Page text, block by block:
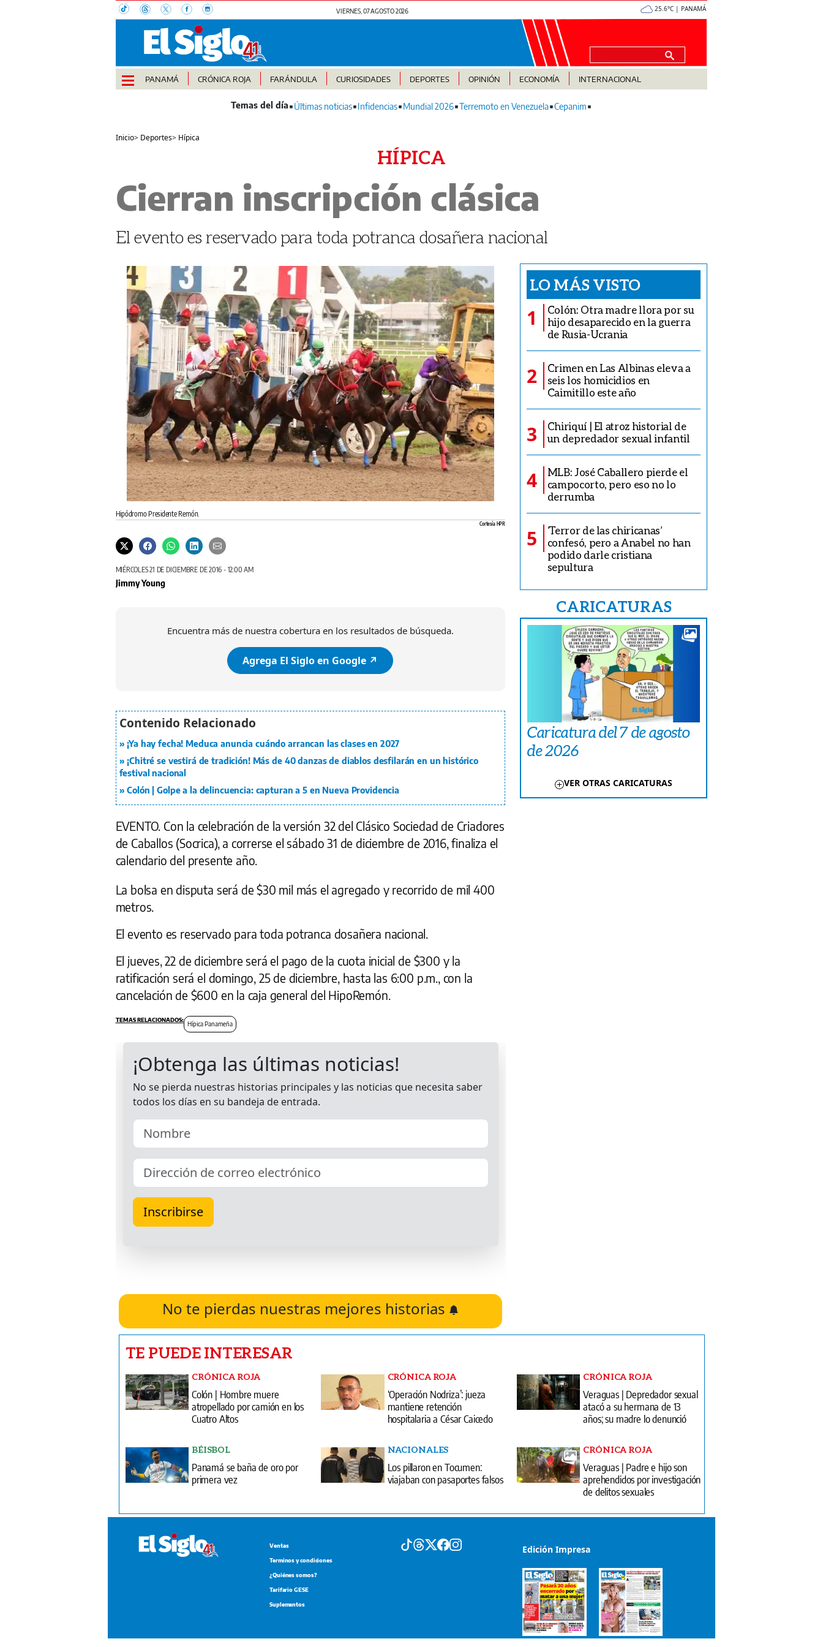
VIERNES, 07 AGOSTO 2026 25.6°C | PANAMÁ
PANAMÁ CRÓNICA ROJA FARÁNDULA CURIOSIDADES DEPORTES OPINIÓN ECONOMÍA INTERNACIONAL
Últimas noticias Infidencias Mundial 2026 Terremoto en Venezuela Cepanim
Inicio> Deportes> Hípica
HÍPICA
Cierran inscripción clásica
El evento es reservado para toda potranca dosañera nacional
Hipódromo Presidente Remón.
Cortesía HPR
MIÉRCOLES 21 DE DICIEMBRE DE 2016 - 12:00 AM
Jimmy Young
Encuentra más de nuestra cobertura en los resultados de búsqueda.
Agrega El Siglo en Google ↗️
¡Ya hay fecha! Meduca anuncia cuándo arrancan las clases en 2027
¡Chitré se vestirá de tradición! Más de 40 danzas de diablos desfilarán en un histórico
festival nacional
Colón | Golpe a la delincuencia: capturan a 5 en Nueva Providencia
EVENTO. Con la celebración de la versión 32 del Clásico Sociedad de Criadores
de Caballos (Socrica), a correrse el sábado 31 de diciembre de 2016, finaliza el
calendario del presente año.
La bolsa en disputa será de $30 mil más el agregado y recorrido de mil 400
metros.
El evento es reservado para toda potranca dosañera nacional.
El jueves, 22 de diciembre será el pago de la cuota inicial de $300 y la
ratificación será el domingo, 25 de diciembre, hasta las 6:00 p.m., con la
cancelación de $600 en la caja general del HipoRemón.
Hípica Panameña
No te pierdas nuestras mejores historias
LO MÁS VISTO
1
Colón: Otra madre llora por su
hijo desaparecido en la guerra
de Rusia-Ucrania
2
Crimen en Las Albinas eleva a
seis los homicidios en
Caimitillo este año
3
Chiriquí | El atroz historial de
un depredador sexual infantil
4
MLB: José Caballero pierde el
campocorto, pero eso no lo
derrumba
5
‘Terror de las chiricanas’
confesó, pero a Anabel no han
podido darle cristiana
sepultura
CARICATURAS
Caricatura del 7 de agosto
de 2026
VER OTRAS CARICATURAS
TE PUEDE INTERESAR
CRÓNICA ROJA
Colón | Hombre muere
atropellado por camión en los
Cuatro Altos
CRÓNICA ROJA
‘Operación Nodriza’: jueza
mantiene retención
hospitalaria a César Caicedo
CRÓNICA ROJA
Veraguas | Depredador sexual
atacó a su hermana de 13
años; su madre lo denunció
BÉISBOL
Panamá se baña de oro por
primera vez
NACIONALES
Los pillaron en Tocumen:
viajaban con pasaportes falsos
CRÓNICA ROJA
Veraguas | Padre e hijo son
aprehendidos por investigación
de delitos sexuales
Ventas
Terminos y condiciones
¿Quiénes somos?
Tarifario GESE
Suplementos
Edición Impresa